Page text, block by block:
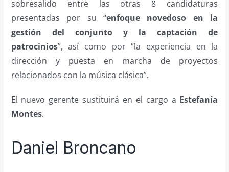
sobresalido entre las otras 8 candidaturas
presentadas por su “enfoque novedoso en la
gestión del conjunto y la captación de
patrocinios”, así como por “la experiencia en la
dirección y puesta en marcha de proyectos
relacionados con la música clásica”.
El nuevo gerente sustituirá en el cargo a Estefanía
Montes.
Daniel Broncano